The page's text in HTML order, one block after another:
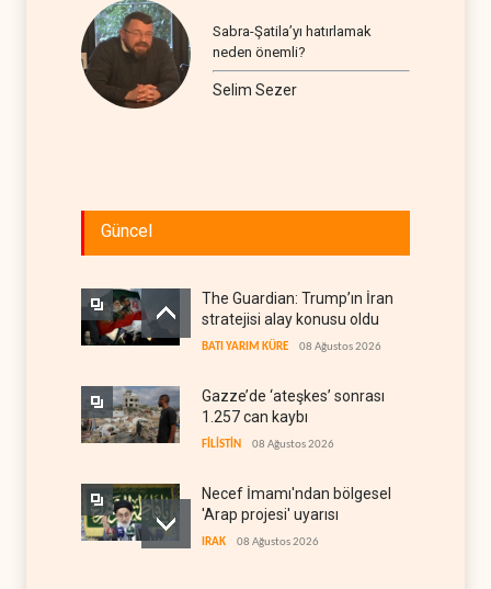
Sabra-Şatila’yı hatırlamak
neden önemli?
Selim Sezer
Güncel
The Guardian: Trump’ın İran
stratejisi alay konusu oldu
BATI YARIM KÜRE 08 Ağustos 2026
Gazze’de ‘ateşkes’ sonrası
1.257 can kaybı
FİLİSTİN 08 Ağustos 2026
Necef İmamı'ndan bölgesel
'Arap projesi' uyarısı
IRAK 08 Ağustos 2026